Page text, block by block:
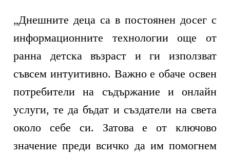
„Днешните деца са в постоянен досег с
информационните технологии още от
ранна детска възраст и ги използват
съвсем интуитивно. Важно е обаче освен
потребители на съдържание и онлайн
услуги, те да бъдат и създатели на света
около себе си. Затова е от ключово
значение преди всичко да им помогнем